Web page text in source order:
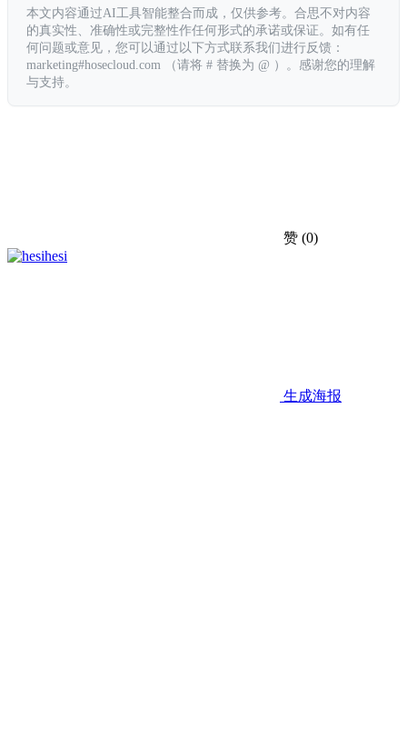
本文内容通过AI工具智能整合而成，仅供参考。合思不对内容
的真实性、准确性或完整性作任何形式的承诺或保证。如有任
何问题或意见，您可以通过以下方式联系我们进行反馈：
marketing#hosecloud.com （请将 # 替换为 @ ）。感谢您的理解
与支持。
赞 (0)
hesi
生成海报